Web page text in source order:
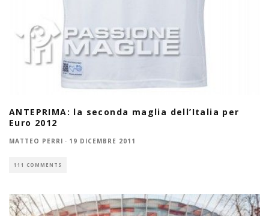
ANTEPRIMA: la seconda maglia dell’Italia per
Euro 2012
MATTEO PERRI · 19 DICEMBRE 2011
111 COMMENTS